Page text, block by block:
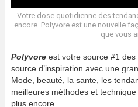
Votre dose quotidienne des
encore. Polyvore est une nouvelle
que vous
Polyvore est votre source #1
source d’inspiration avec une
Mode, beauté, la sante, les
meilleures méthodes et
plus encore.